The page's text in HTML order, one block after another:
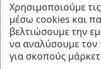
© 2026
w3specialists.com
Χρησιμοποιούμε
μέσω cookies και
βελτιώσουμε την
να αναλύσουμε τον
για σκοπούς